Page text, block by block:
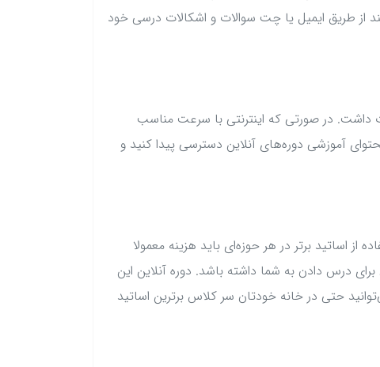
از طریق ایمیل یا چت سوالات و اشکالات درسی خود
داشت. در صورتی که اینترنتی با سرعت مناسب
آموزشی دوره‌های آنلاین دسترسی پیدا کنید و
اساتید برتر در هر حوزه‌ای باید هزینه معمولا
درس دادن به شما داشته باشد. دوره آنلاین این
حتی در خانه خودتان سر کلاس برترین اساتید